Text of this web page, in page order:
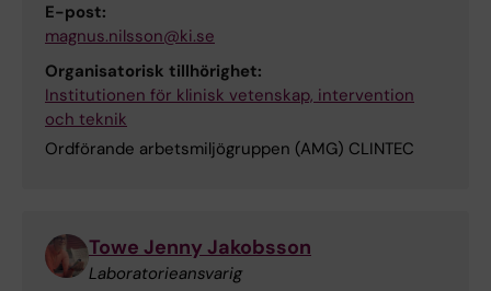
E-post:
magnus.nilsson@ki.se
Organisatorisk tillhörighet:
Institutionen för klinisk vetenskap, intervention
och teknik
Ordförande arbetsmiljögruppen (AMG) CLINTEC
Towe Jenny Jakobsson
Laboratorieansvarig